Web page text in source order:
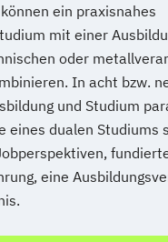
ein praxisnahes
mit einer
oder
In acht bzw.
und Studium
eines dualen Studiums
eine